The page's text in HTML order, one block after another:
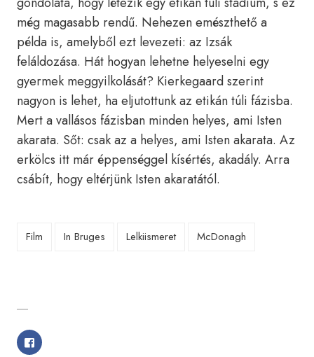
még magasabb rendű. Nehezen emészthető a
példa is, amelyből ezt levezeti: az Izsák
feláldozása. Hát hogyan lehetne helyeselni egy
gyermek meggyilkolását? Kierkegaard szerint
nagyon is lehet, ha eljutottunk az etikán túli fázisba.
Mert a vallásos fázisban minden helyes, ami Isten
akarata. Sőt: csak az a helyes, ami Isten akarata. Az
erkölcs itt már éppenséggel kísértés, akadály. Arra
csábít, hogy eltérjünk Isten akaratától.
Film In Bruges Lelkiismeret McDonagh